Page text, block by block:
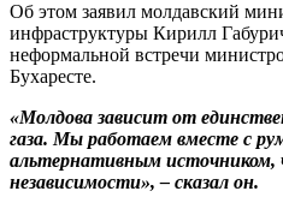
Об этом заявил молдавский
инфраструктуры Кирилл
неформальной встречи
Бухаресте.
«Молдова зависит от
газа. Мы работаем вместе с
альтернативным источником,
независимости», – сказал он.